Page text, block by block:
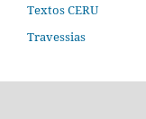
Textos CERU
Travessias